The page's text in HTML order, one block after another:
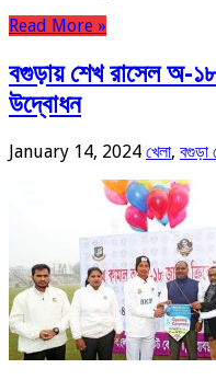
Read More »
বগুড়ায় শেখ রাসেল অ-১৮
উদ্বোধন
January 14, 2024 খেলা, বগুড়া